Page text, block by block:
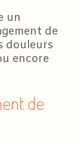
un
de
douleurs
encore
de